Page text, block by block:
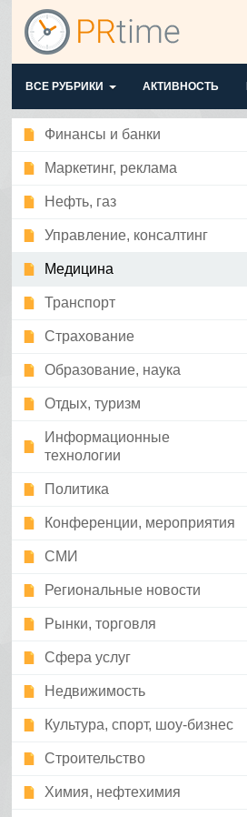
ВСЕ РУБРИКИ АКТИВНОСТЬ
Финансы и банки
Маркетинг, реклама
Нефть, газ
Управление, консалтинг
Медицина
Транспорт
Страхование
Образование, наука
Отдых, туризм
Информационные
технологии
Политика
Конференции, мероприятия
СМИ
Региональные новости
Рынки, торговля
Сфера услуг
Недвижимость
Культура, спорт, шоу-бизнес
Строительство
Химия, нефтехимия